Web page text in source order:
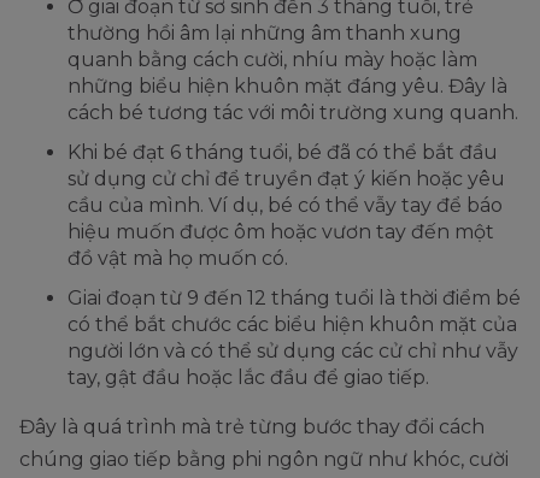
Ở giai đoạn từ sơ sinh đến 3 tháng tuổi, trẻ
thường hồi âm lại những âm thanh xung
quanh bằng cách cười, nhíu mày hoặc làm
những biểu hiện khuôn mặt đáng yêu. Đây là
cách bé tương tác với môi trường xung quanh.
Khi bé đạt 6 tháng tuổi, bé đã có thể bắt đầu
sử dụng cử chỉ để truyền đạt ý kiến hoặc yêu
cầu của mình. Ví dụ, bé có thể vẫy tay để báo
hiệu muốn được ôm hoặc vươn tay đến một
đồ vật mà họ muốn có.
Giai đoạn từ 9 đến 12 tháng tuổi là thời điểm bé
có thể bắt chước các biểu hiện khuôn mặt của
người lớn và có thể sử dụng các cử chỉ như vẫy
tay, gật đầu hoặc lắc đầu để giao tiếp.
Đây là quá trình mà trẻ từng bước thay đổi cách
chúng giao tiếp bằng phi ngôn ngữ như khóc, cười